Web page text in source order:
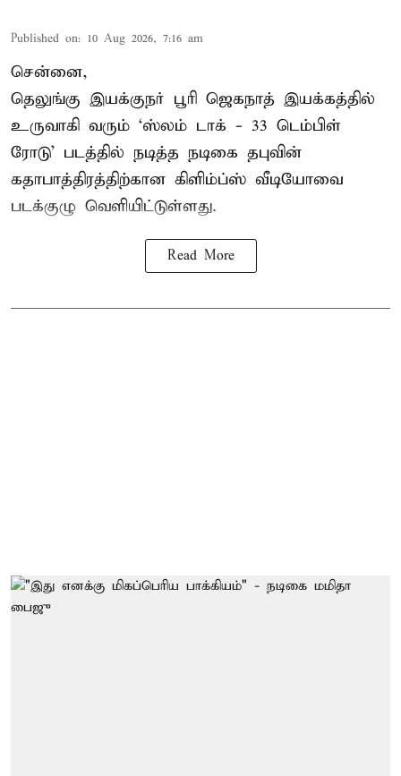
Published on: 10 Aug 2026, 7:16 am
சென்னை,
தெலுங்கு இயக்குநர் பூரி ஜெகநாத் இயக்கத்தில்
உருவாகி வரும் ‘ஸ்லம் டாக் - 33 டெம்பிள்
ரோடு’ படத்தில் நடித்த நடிகை தபுவின்
கதாபாத்திரத்திற்கான கிளிம்ப்ஸ் வீடியோவை
படக்குழு வெளியிட்டுள்ளது.
Read More